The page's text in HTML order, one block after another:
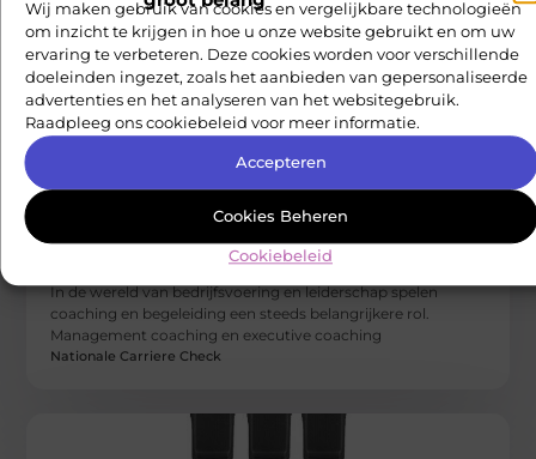
Wij maken gebruik van cookies en vergelijkbare technologieën
om inzicht te krijgen in hoe u onze website gebruikt en om uw
ervaring te verbeteren. Deze cookies worden voor verschillende
doeleinden ingezet, zoals het aanbieden van gepersonaliseerde
advertenties en het analyseren van het websitegebruik.
Raadpleeg ons cookiebeleid voor meer informatie.
Accepteren
Cookies Beheren
Cookiebeleid
Management Coaching en Executive
Coaching: Wat zijn de Verschillen en
In de wereld van bedrijfsvoering en leiderschap spelen
coaching en begeleiding een steeds belangrijkere rol.
Management coaching en executive coaching
Nationale Carriere Check